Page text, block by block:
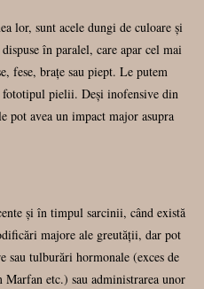
lor, sunt acele dungi de culoare și
în paralel, care apar cel mai
fese, brațe sau piept. Le putem
fototipul pielii. Deși inofensive din
pot avea un impact major asupra
și în timpul sarcinii, când există
majore ale greutății, dar pot
tulburări hormonale (exces de
etc.) sau administrarea unor